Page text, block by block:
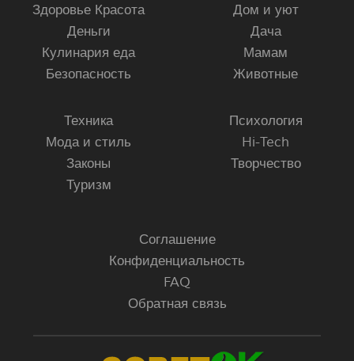
Здоровье Красота
Деньги
Кулинария еда
Безопасность
Дом и уют
Дача
Мамам
Животные
Техника
Мода и стиль
Законы
Туризм
Психология
Hi-Tech
Творчество
Соглашение
Конфиденциальность
FAQ
Обратная связь